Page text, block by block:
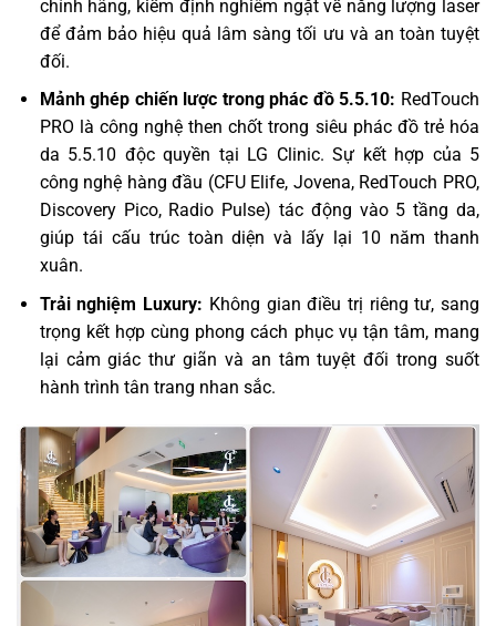
chính hãng, kiểm định nghiêm ngặt về năng lượng laser
để đảm bảo hiệu quả lâm sàng tối ưu và an toàn tuyệt
đối.
Mảnh ghép chiến lược trong phác đồ 5.5.10: RedTouch
PRO là công nghệ then chốt trong siêu phác đồ trẻ hóa
da 5.5.10 độc quyền tại LG Clinic. Sự kết hợp của 5
công nghệ hàng đầu (CFU Elife, Jovena, RedTouch PRO,
Discovery Pico, Radio Pulse) tác động vào 5 tầng da,
giúp tái cấu trúc toàn diện và lấy lại 10 năm thanh
xuân.
Trải nghiệm Luxury: Không gian điều trị riêng tư, sang
trọng kết hợp cùng phong cách phục vụ tận tâm, mang
lại cảm giác thư giãn và an tâm tuyệt đối trong suốt
hành trình tân trang nhan sắc.